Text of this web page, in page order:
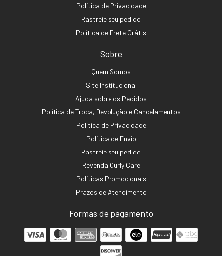
Política de Privacidade
Rastreie seu pedido
Política de Frete Grátis
Sobre
Quem Somos
Site Institucional
Ajuda sobre os Pedidos
Política de Troca, Devolução e Cancelamentos
Política de Privacidade
Política de Envio
Rastreie seu pedido
Revenda Curly Care
Políticas Promocionais
Prazos de Atendimento
Formas de pagamento